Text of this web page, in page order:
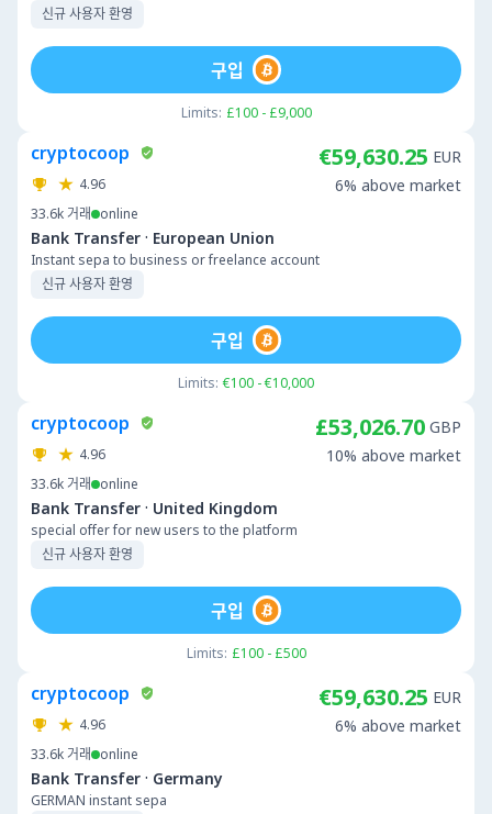
신규 사용자 환영
Limits: £100 - £9,000
구입
cryptocoop
4.96
33.6k 거래 online
Bank Transfer · European Union
Instant sepa to business or freelance account
신규 사용자 환영
€59,630.25 EUR
6% above market
Limits: €100 - €10,000
구입
cryptocoop
4.96
33.6k 거래 online
Bank Transfer · United Kingdom
special offer for new users to the platform
신규 사용자 환영
£53,026.70 GBP
10% above market
Limits: £100 - £500
구입
cryptocoop
4.96
33.6k 거래 online
Bank Transfer · Germany
GERMAN instant sepa
€59,630.25 EUR
6% above market